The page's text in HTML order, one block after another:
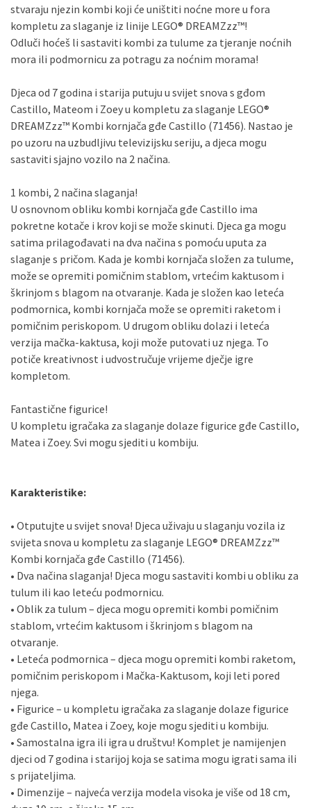
stvaraju njezin kombi koji će uništiti noćne more u fora
kompletu za slaganje iz linije LEGO® DREAMZzz™!
Odluči hoćeš li sastaviti kombi za tulume za tjeranje noćnih
mora ili podmornicu za potragu za noćnim morama!
Djeca od 7 godina i starija putuju u svijet snova s gđom
Castillo, Mateom i Zoey u kompletu za slaganje LEGO®
DREAMZzz™ Kombi kornjača gđe Castillo (71456). Nastao je
po uzoru na uzbudljivu televizijsku seriju, a djeca mogu
sastaviti sjajno vozilo na 2 načina.
1 kombi, 2 načina slaganja!
U osnovnom obliku kombi kornjača gđe Castillo ima
pokretne kotače i krov koji se može skinuti. Djeca ga mogu
satima prilagođavati na dva načina s pomoću uputa za
slaganje s pričom. Kada je kombi kornjača složen za tulume,
može se opremiti pomičnim stablom, vrtećim kaktusom i
škrinjom s blagom na otvaranje. Kada je složen kao leteća
podmornica, kombi kornjača može se opremiti raketom i
pomičnim periskopom. U drugom obliku dolazi i leteća
verzija mačka-kaktusa, koji može putovati uz njega. To
potiče kreativnost i udvostručuje vrijeme dječje igre
kompletom.
Fantastične figurice!
U kompletu igračaka za slaganje dolaze figurice gđe Castillo,
Matea i Zoey. Svi mogu sjediti u kombiju.
Karakteristike:
• Otputujte u svijet snova! Djeca uživaju u slaganju vozila iz
svijeta snova u kompletu za slaganje LEGO® DREAMZzz™
Kombi kornjača gđe Castillo (71456).
• Dva načina slaganja! Djeca mogu sastaviti kombi u obliku za
tulum ili kao leteću podmornicu.
• Oblik za tulum – djeca mogu opremiti kombi pomičnim
stablom, vrtećim kaktusom i škrinjom s blagom na
otvaranje.
• Leteća podmornica – djeca mogu opremiti kombi raketom,
pomičnim periskopom i Mačka-Kaktusom, koji leti pored
njega.
• Figurice – u kompletu igračaka za slaganje dolaze figurice
gđe Castillo, Matea i Zoey, koje mogu sjediti u kombiju.
• Samostalna igra ili igra u društvu! Komplet je namijenjen
djeci od 7 godina i starijoj koja se satima mogu igrati sama ili
s prijateljima.
• Dimenzije – najveća verzija modela visoka je više od 18 cm,